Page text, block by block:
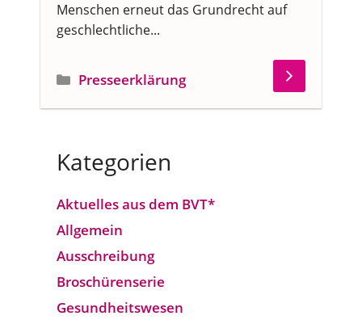
Menschen erneut das Grundrecht auf
geschlechtliche...
Kategorien
Presseerklärung
Kategorien
Aktuelles aus dem BVT*
Allgemein
Ausschreibung
Broschürenserie
Gesund­heits­wesen